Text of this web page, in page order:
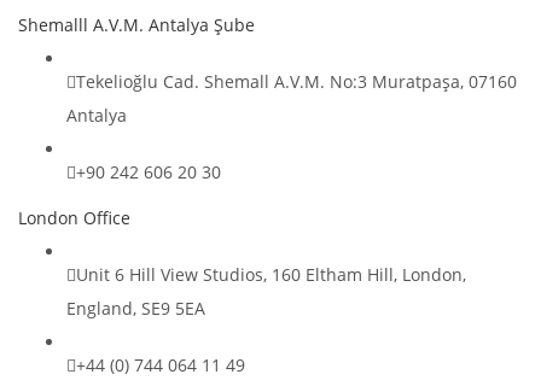
Shemalll A.V.M. Antalya Şube
Tekelioğlu Cad. Shemall A.V.M. No:3 Muratpaşa, 07160
Antalya
+90 242 606 20 30
London Office
Unit 6 Hill View Studios, 160 Eltham Hill, London,
England, SE9 5EA
+44 (0) 744 064 11 49